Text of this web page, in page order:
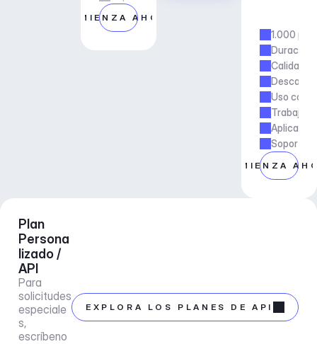
COMIENZA AHORA
1.000
Duración
Calidad
Uso
Trabajo
Soporte
COMIENZA
Plan
Persona
lizado /
API
Para
solicitudes
especiale
s,
escríbeno
EXPLORA LOS PLANES DE API